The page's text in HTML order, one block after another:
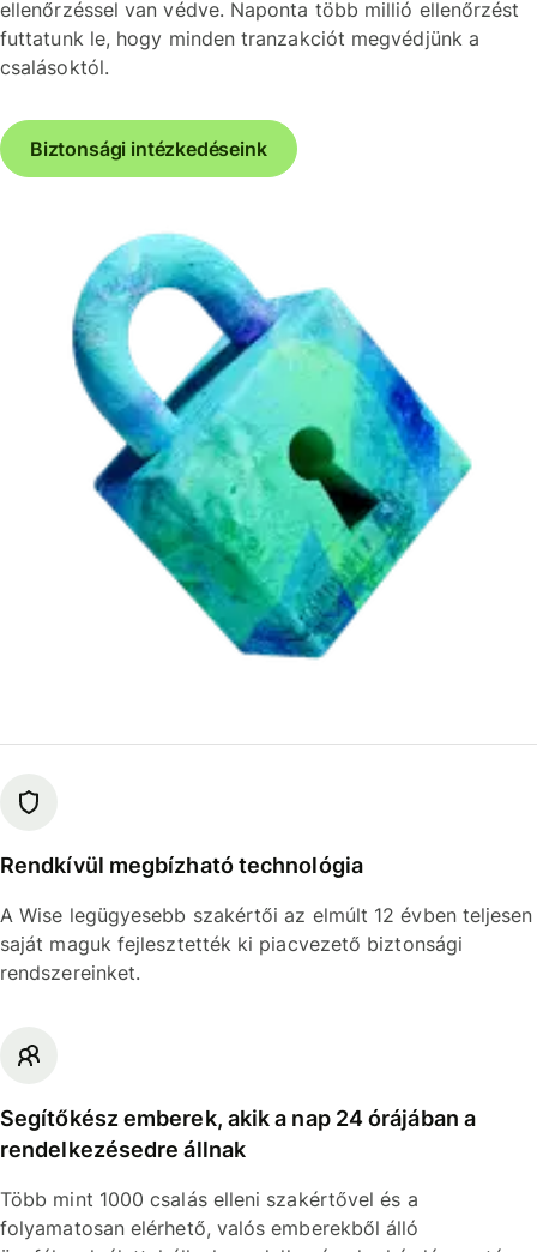
ellenőrzéssel van védve. Naponta több millió ellenőrzést
futtatunk le, hogy minden tranzakciót megvédjünk a
csalásoktól.
Biztonsági intézkedéseink
Rendkívül megbízható technológia
A Wise legügyesebb szakértői az elmúlt 12 évben teljesen
saját maguk fejlesztették ki piacvezető biztonsági
rendszereinket.
Segítőkész emberek, akik a nap 24 órájában a
rendelkezésedre állnak
Több mint 1000 csalás elleni szakértővel és a
folyamatosan elérhető, valós emberekből álló